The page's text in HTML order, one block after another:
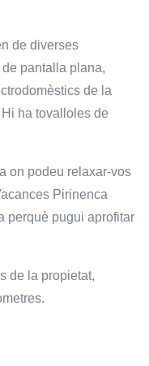
de diverses
pantalla plana,
de la
ha tovalloles de
on podeu relaxar-vos
Pirinenca
perquè pugui aprofitar
de la propietat,